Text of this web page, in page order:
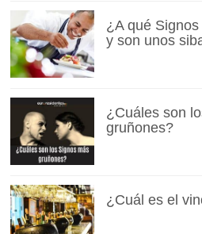
¿A qué
y son unos
¿Cuáles son
gruñones?
¿Cuál es el